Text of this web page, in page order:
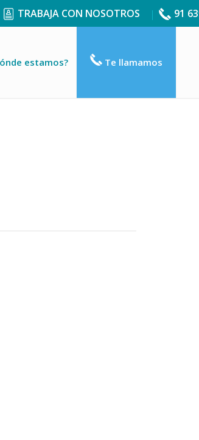
TRABAJA CON NOSOTROS 91
estamos? Te llamamos